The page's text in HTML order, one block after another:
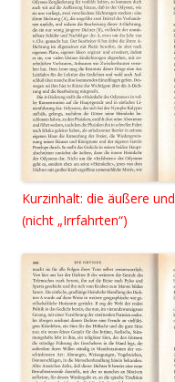
Kurzinhalt: die äußere
(nicht „Irrfahrten“)